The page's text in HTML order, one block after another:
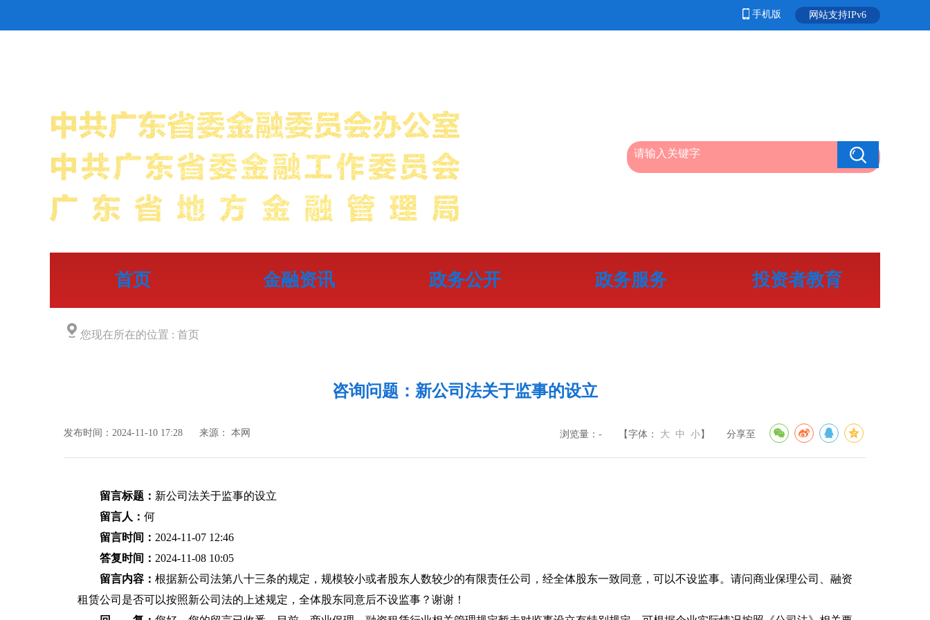
网站支持IPv6
手机版
首页 金融资讯 政务公开 政务服务 投资者教育
您现在所在的位置 : 首页
咨询问题：新公司法关于监事的设立
发布时间：2024-11-10 17:28 来源： 本网 浏览量： - 【字体： 大 中 小】 分享至
留言标题： 新公司法关于监事的设立
留言人： 何
留言时间： 2024-11-07 12:46
答复时间： 2024-11-08 10:05
留言内容： 根据新公司法第八十三条的规定，规模较小或者股东人数较少的有限责任公司，经全体股东一致同意，可以不设监事。请问商业保理公司、融资
租赁公司是否可以按照新公司法的上述规定，全体股东同意后不设监事？谢谢！